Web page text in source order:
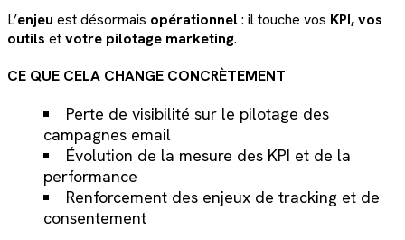
L’enjeu est désormais opérationnel: il touche vos KPI,vos
outils etvotre pilotage marketing.
CE QUE CELA CHANGE CONCRÈTEMENT
Perte de visibilité sur le pilotage des
campagnes email
Évolution de la mesure des KPI et de la
performance
Renforcement des enjeux de tracking et de
consentement